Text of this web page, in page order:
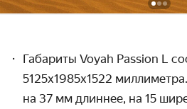
Габариты Voyah Passion L
5125x1985x1522
на 37 мм длиннее, на 15